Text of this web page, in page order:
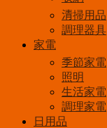
LCP01
清掃用品
調理器具
家電
季節家電
照明
生活家電
調理家電
日用品